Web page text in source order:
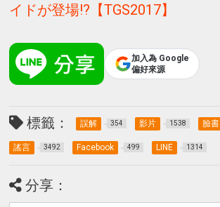
イドが登場!?【TGS2017】
加入為 Google
偏好來源
標籤： 誤解 354 影片 1538 臉書
謠言 3492 Facebook 499 LINE 1314
分享：